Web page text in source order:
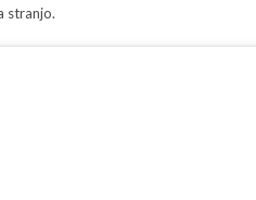
stranjo.